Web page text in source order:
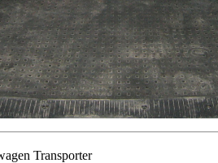
Transporter